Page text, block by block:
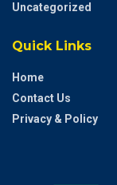
Uncategorized
Quick Links
Home
Contact Us
Privacy & Policy